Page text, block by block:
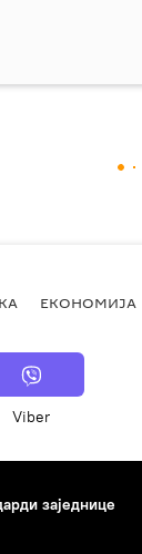
ЕКОНОМИЈА
Viber
заједнице